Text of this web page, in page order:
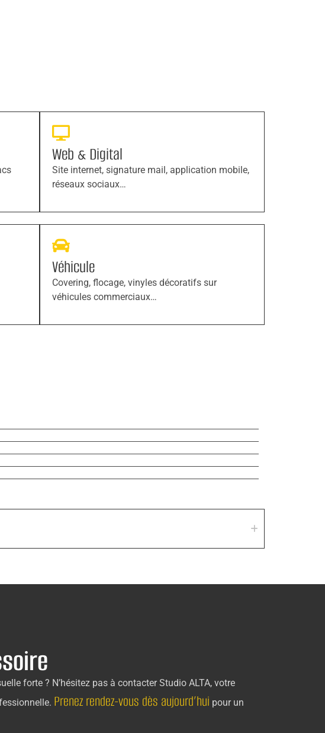
Web & Digital
Site internet, signature mail, application mobile,
réseaux sociaux…
Véhicule
Covering, flocage, vinyles décoratifs sur
véhicules commerciaux…
forte ? N’hésitez pas à contacter Studio ALTA, votre
Prenez rendez-vous dès aujourd’hui pour un